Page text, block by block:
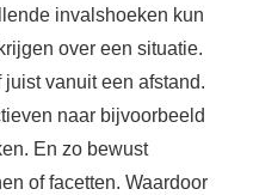
invalshoeken kun
over een situatie.
vanuit een afstand.
naar bijvoorbeeld
En zo bewust
of facetten. Waardoor